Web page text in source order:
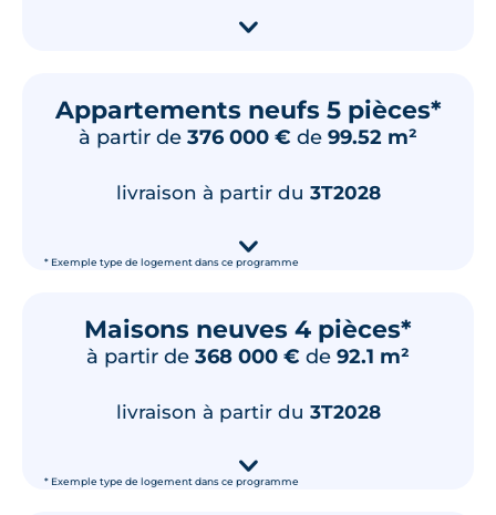
▾
Appartements neufs 5 pièces*
à partir de 376 000 € de 99.52 m²
* Exemple type de logement dans ce programme
livraison à partir du 3T2028
▾
Maisons neuves 4 pièces*
à partir de 368 000 € de 92.1 m²
* Exemple type de logement dans ce programme
livraison à partir du 3T2028
▾